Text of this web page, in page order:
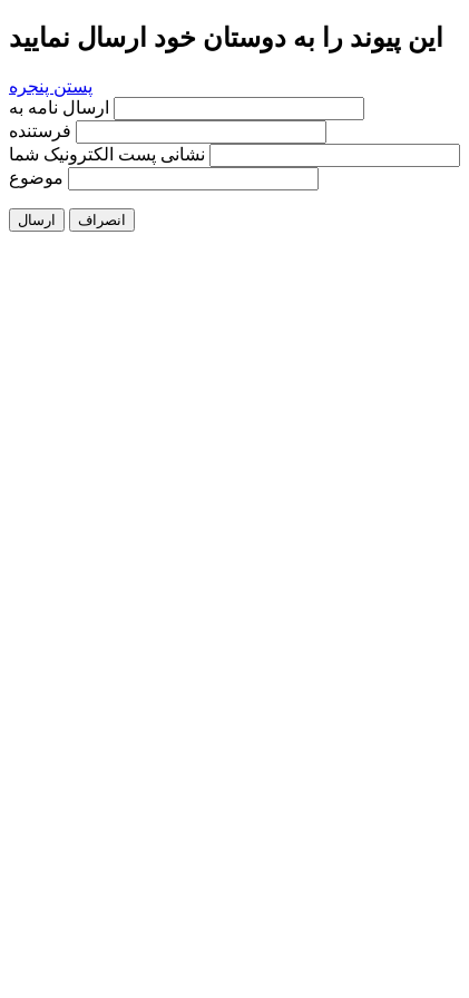
این پیوند را به دوستان خود ارسال نمایید
پستن پنجره
فرستنده
نشانی پست الکترونیک شما
موضوع
ارسال انصراف